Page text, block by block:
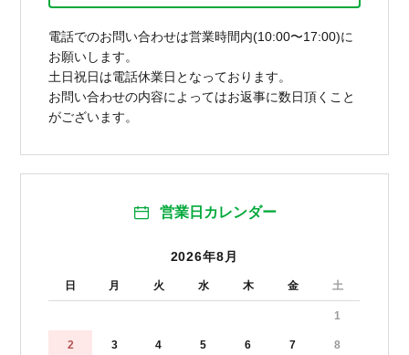
電話でのお問い合わせは営業時間内(10:00〜17:00)に
お願いします。
土日祝日は電話休業日となっております。
お問い合わせの内容によってはお返事に数日頂くこと
がございます。
営業日カレンダー
2026年8月
日 月 火 水 木 金 土
1
2 3 4 5 6 7 8